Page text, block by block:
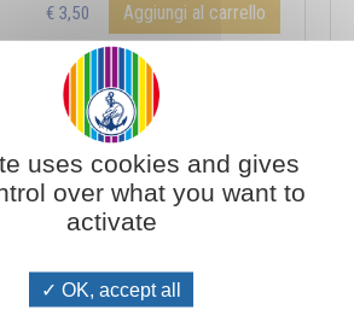
€ 3,50 Aggiungi al carrello
DOWNLOAD / STREAMING
- Potenze del pensiero
uses cookies and gives
over what you want to
activate
OK, accept all